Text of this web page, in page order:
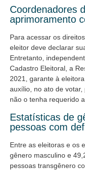
Coordenadores
aprimoramento
Para acessar os
eleitor deve declarar
Entretanto,
Cadastro Eleitoral, a
2021, garante à
auxílio, no ato de
não o tenha requerido
Estatísticas de
pessoas com
Entre as eleitoras e os
gênero masculino e
pessoas transgênero